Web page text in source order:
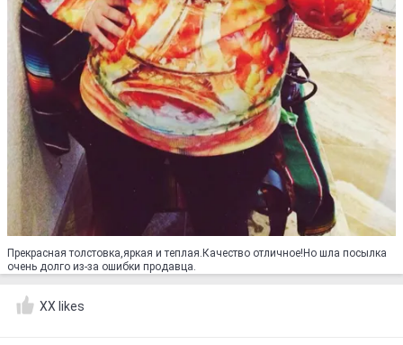
Прекрасная толстовка,яркая и теплая.Качество отличное!Но шла посылка
очень долго из-за ошибки продавца.
XX likes